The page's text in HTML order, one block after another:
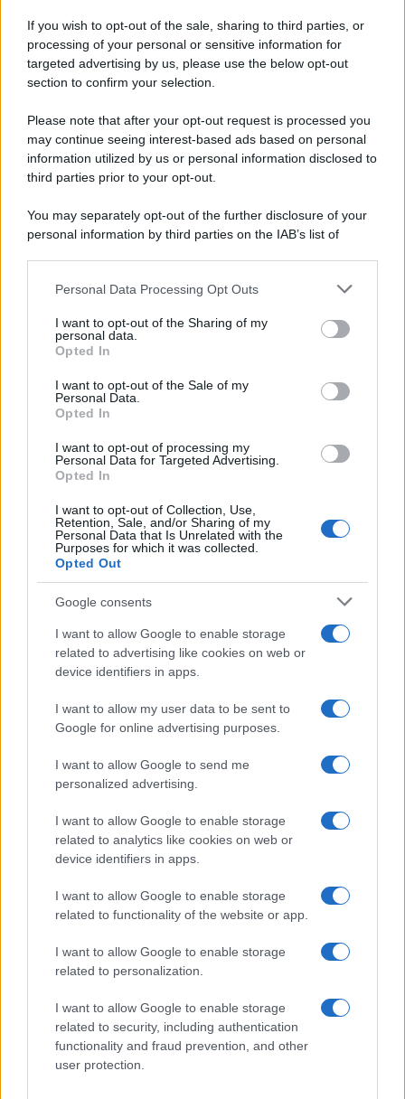
If you wish to opt-out of the sale, sharing to third parties, or
processing of your personal or sensitive information for
targeted advertising by us, please use the below opt-out
section to confirm your selection.
Please note that after your opt-out request is processed you
may continue seeing interest-based ads based on personal
information utilized by us or personal information disclosed to
third parties prior to your opt-out.
You may separately opt-out of the further disclosure of your
personal information by third parties on the IAB’s list of
This information may also be disclosed by us to third parties
disclose it to other third parties.
Please note that this website/app uses one or more Google
services and may gather and store information including but
not limited to your visit or usage behaviour. You may click to
grant or deny consent to Google and its third-party tags to
consent section.
Personal Data Processing Opt Outs
I want to opt-out of the Sharing of my
personal data.
Opted In
I want to opt-out of the Sale of my
Personal Data.
Opted In
I want to opt-out of processing my
Personal Data for Targeted Advertising.
Opted In
I want to opt-out of Collection, Use,
Retention, Sale, and/or Sharing of my
Personal Data that Is Unrelated with the
Purposes for which it was collected.
Opted Out
Google consents
I want to allow Google to enable storage
related to advertising like cookies on web or
device identifiers in apps.
I want to allow my user data to be sent to
Google for online advertising purposes.
I want to allow Google to send me
personalized advertising.
I want to allow Google to enable storage
related to analytics like cookies on web or
device identifiers in apps.
I want to allow Google to enable storage
related to functionality of the website or app.
I want to allow Google to enable storage
related to personalization.
I want to allow Google to enable storage
related to security, including authentication
functionality and fraud prevention, and other
user protection.
agosto 2026: Adriano prende una
decisione importante
Seguici su Google News
TRIBUNALE DI NOCERA INFERIORE N. 6/2020 - RG N. 1338/2020
ISCRIZIONE AL ROC N. 35792 – ISCRITTA ALL’ANSO (ASSOCIAZIONE
NAZIONALE STAMPA ONLINE)
Privacy e Notifiche